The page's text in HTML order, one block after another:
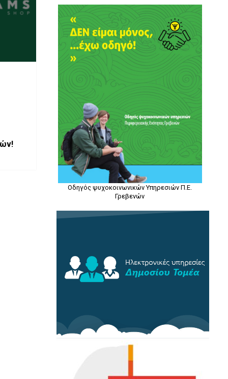
Οδηγός ψυχοκοινωνικών Υπηρεσιών Π.Ε.
Γρεβενών